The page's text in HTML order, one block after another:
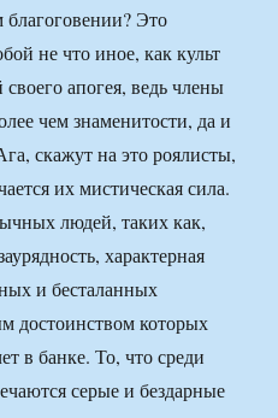
Это
не что иное, как культ
апогея, ведь члены
чем знаменитости, да и
скажут на это роялисты,
их мистическая сила.
людей, таких как,
характерная
и бесталанных
достоинством которых
в банке. То, что среди
серые и бездарные